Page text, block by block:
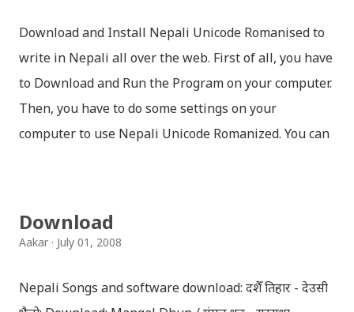
Download and Install Nepali Unicode Romanised to
write in Nepali all over the web. First of all, you have
to Download and Run the Program on your computer.
Then, you have to do some settings on your
computer to use Nepali Unicode Romanized. You can
Install: Run setup file; Go to control Panel; Open
Language Options; Go to Language Options & tick on
Download
Aakar July 01, 2008
Nepali Songs and software download: दशैँ तिहार - देउसी